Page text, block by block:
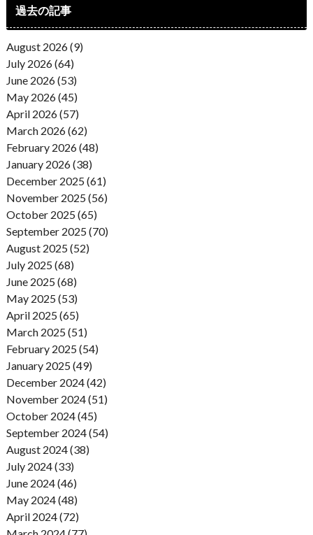
過去の記事
August 2026 (9)
July 2026 (64)
June 2026 (53)
May 2026 (45)
April 2026 (57)
March 2026 (62)
February 2026 (48)
January 2026 (38)
December 2025 (61)
November 2025 (56)
October 2025 (65)
September 2025 (70)
August 2025 (52)
July 2025 (68)
June 2025 (68)
May 2025 (53)
April 2025 (65)
March 2025 (51)
February 2025 (54)
January 2025 (49)
December 2024 (42)
November 2024 (51)
October 2024 (45)
September 2024 (54)
August 2024 (38)
July 2024 (33)
June 2024 (46)
May 2024 (48)
April 2024 (72)